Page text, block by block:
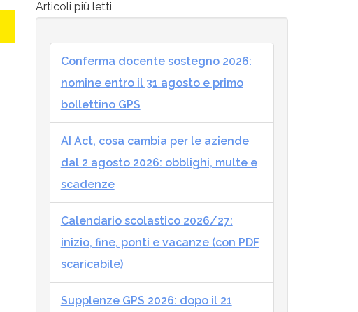
Articoli più letti
Conferma docente sostegno 2026:
nomine entro il 31 agosto e primo
bollettino GPS
AI Act, cosa cambia per le aziende
dal 2 agosto 2026: obblighi, multe e
scadenze
Calendario scolastico 2026/27:
inizio, fine, ponti e vacanze (con PDF
scaricabile)
Supplenze GPS 2026: dopo il 21